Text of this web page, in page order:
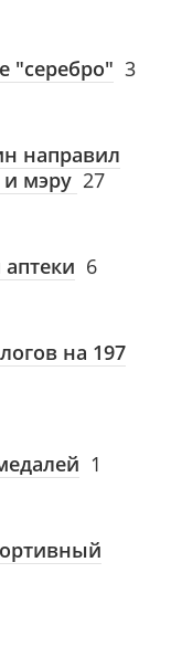
"серебро" 3
направил
и мэру 27
6
на 197
1